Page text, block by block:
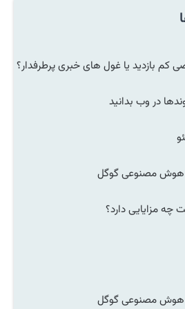
کم بازدید یا غول های خبری پرطرفدار؟
در وب بدانید
هوش مصنوعی گوگل
هوش مصنوعی گوگل